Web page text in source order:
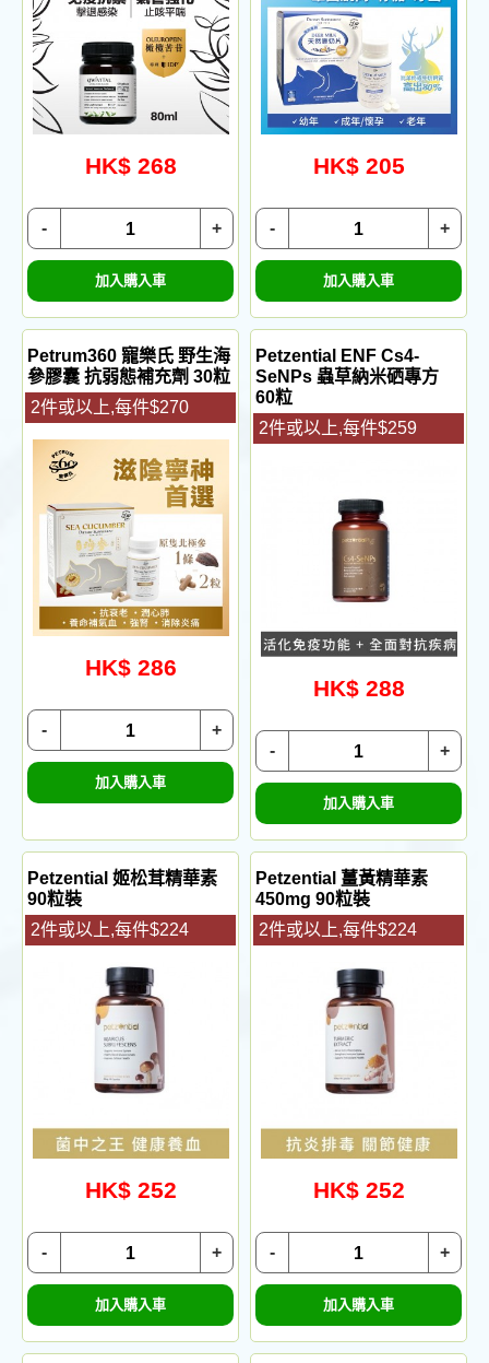
HK$ 268
+
-
加入購入車
HK$ 205
+
-
加入購入車
Petrum360 寵樂氏 野生海
參膠囊 抗弱態補充劑 30粒
2件或以上,每件$270
HK$ 286
+
-
加入購入車
Petzential ENF Cs4-
SeNPs 蟲草納米硒專方
60粒
2件或以上,每件$259
HK$ 288
+
-
加入購入車
Petzential 姬松茸精華素
90粒裝
2件或以上,每件$224
HK$ 252
+
-
加入購入車
Petzential 薑黃精華素
450mg 90粒裝
2件或以上,每件$224
HK$ 252
+
-
加入購入車